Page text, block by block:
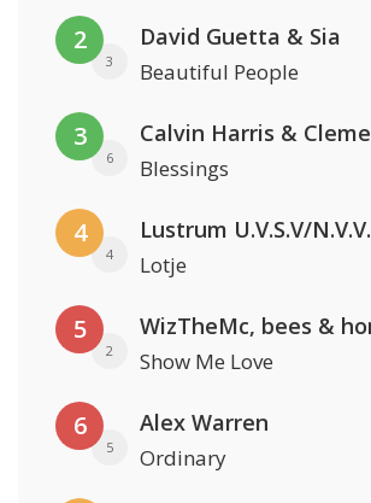
2
3
David Guetta & Sia
Beautiful People
3
6 Blessings
4
4 Lotje
5
2
WizTheMc, bees &
Show Me Love
6
5
Alex Warren
Ordinary